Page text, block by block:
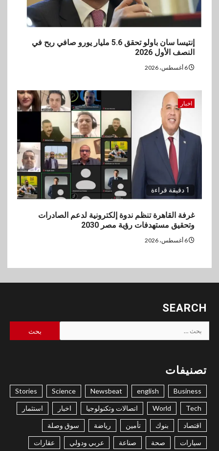
إنتيسا سان باولو تحقق 5.6 مليار يورو صافي ربح في
النصف الأول 2026
اخبار
1 دقيقة قراءة
غرفة القاهرة تنظم ندوة إلكترونية لدعم الصادرات
وتحقيق مستهدفات رؤية مصر 2030
SEARCH
البحث
عن:
تصنيفات
Business
english
Newsbeat
Science
Stories
Tech
World اتصالات وتكنولوجيا اخبار استثمار
اقتصاد بنوك تأمين رياضة سوق وصلة
سيارات صحة صناعة عربي ودولي عقارات